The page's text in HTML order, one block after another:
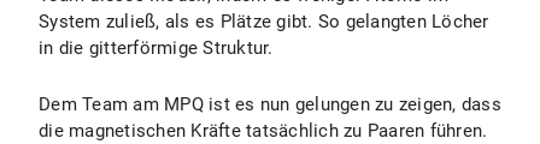
System zuließ, als es Plätze gibt. So gelangten Löcher
in die gitterförmige Struktur.
Dem Team am MPQ ist es nun gelungen zu zeigen, dass
die magnetischen Kräfte tatsächlich zu Paaren führen.